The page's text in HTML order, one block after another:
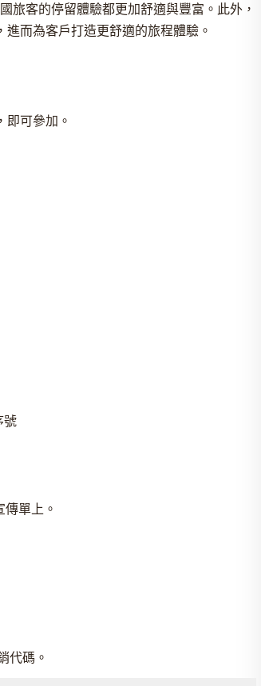
旅客的停留體驗都更加舒適與豐富。此外，
而為客戶打造更舒適的旅程體驗。
可參加。
號
單上。
代碼。